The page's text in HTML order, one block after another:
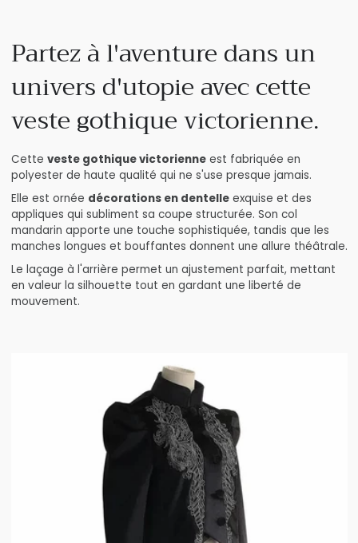
Partez à l'aventure dans un
univers d'utopie avec cette
veste gothique victorienne.
Cette veste gothique victorienneest fabriquée en
polyester de haute qualité qui ne s'use presque jamais.
Elle est ornée décorations en dentelleexquise et des
appliques qui subliment sa coupe structurée. Son col
mandarin apporte une touche sophistiquée, tandis que les
manches longues et bouffantes donnent une allure théâtrale.
Le laçage à l'arrière permet un ajustement parfait, mettant
en valeur la silhouette tout en gardant une liberté de
mouvement.